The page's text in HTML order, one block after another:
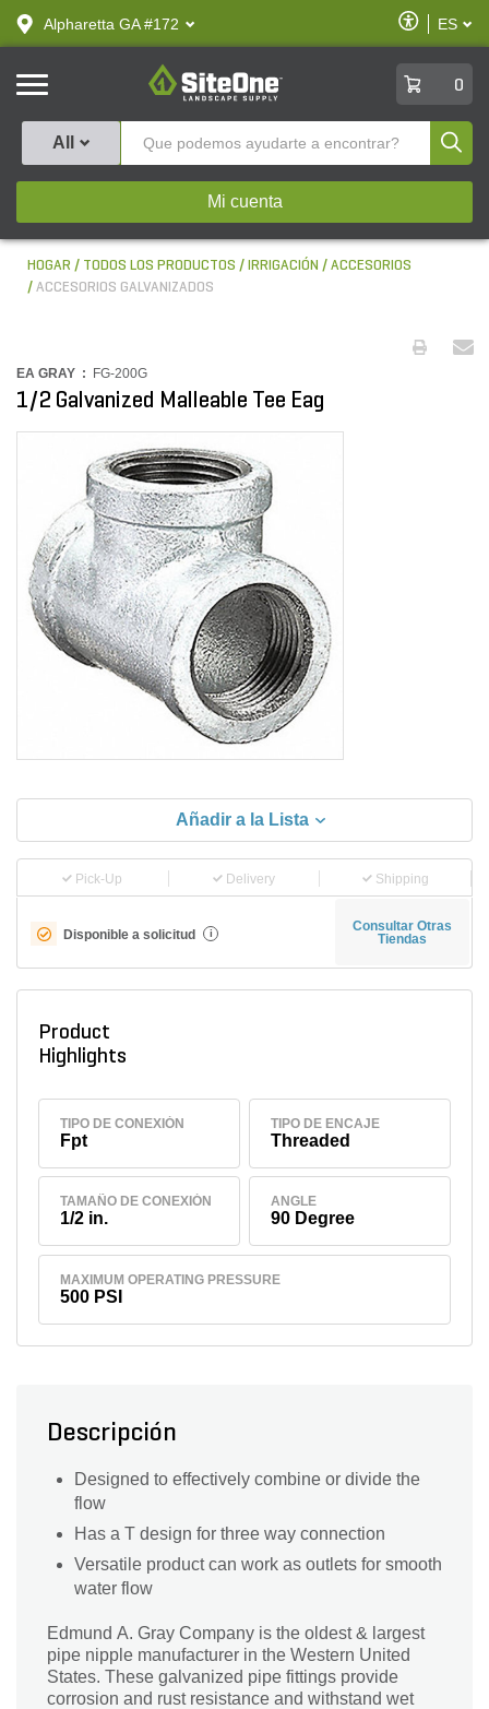
text.skipToContent
text.skipToNavigation
Alpharetta GA #172
Habilitar
ES
SiteOne
0
All
Mi cuenta
HOGAR TODOS LOS PRODUCTOS IRRIGACIÓN
ACCESORIOS
ACCESORIOS GALVANIZADOS
EA GRAY : FG-200G
1/2 Galvanized Malleable Tee Eag
Añadir a la Lista
Pick-Up Delivery Shipping
Disponible a solicitud i
Consultar Otras
Tiendas
Product
Highlights
TIPO DE CONEXIÓN
Fpt
TIPO DE ENCAJE
Threaded
TAMAÑO DE CONEXIÓN
1/2 in.
ANGLE
90 Degree
MAXIMUM OPERATING PRESSURE
500 PSI
Descripción
Designed to effectively combine or divide the
flow
Has a T design for three way connection
Versatile product can work as outlets for smooth
water flow
Edmund A. Gray Company is the oldest & largest
pipe nipple manufacturer in the Western United
States. These galvanized pipe fittings provide
corrosion and rust resistance and withstand wet